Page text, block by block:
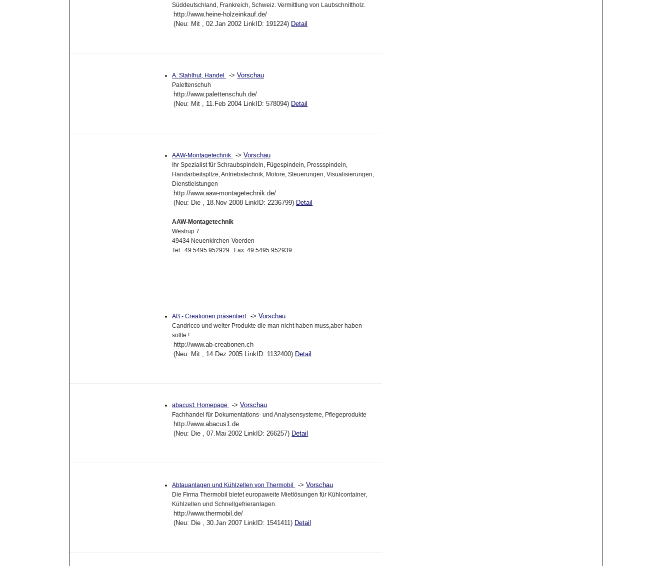
Süddeutschland, Frankreich, Schweiz. Vermittlung von Laubschnittholz.
http://www.heine-holzeinkauf.de/
(Neu: Mit , 02.Jan 2002 LinkID: 191224) Detail
A. Stahlhut, Handel ->Vorschau
Palettenschuh
http://www.palettenschuh.de/
(Neu: Mit , 11.Feb 2004 LinkID: 578094) Detail
AAW-Montagetechnik ->Vorschau
Ihr Spezialist für Schraubspindeln, Fügespindeln, Pressspindeln,
Handarbeitspltze, Antriebstechnik, Motore, Steuerungen, Visualisierungen,
Dienstleistungen
http://www.aaw-montagetechnik.de/
(Neu: Die , 18.Nov 2008 LinkID: 2236799) Detail
AAW-Montagetechnik
Westrup 7
49434 Neuenkirchen-Voerden
Tel.: 49 5495 952929 Fax: 49 5495 952939
AB - Creationen präsentiert ->Vorschau
Candricco und weiter Produkte die man nicht haben muss,aber haben
sollte !
http://www.ab-creationen.ch
(Neu: Mit , 14.Dez 2005 LinkID: 1132400) Detail
abacus1 Homepage ->Vorschau
Fachhandel für Dokumentations- und Analysensysteme, Pflegeprodukte
http://www.abacus1.de
(Neu: Die , 07.Mai 2002 LinkID: 266257) Detail
Abtauanlagen und Kühlzellen von Thermobil ->Vorschau
Die Firma Thermobil bietet europaweite Mietlösungen für Kühlcontainer,
Kühlzellen und Schnellgefrieranlagen.
http://www.thermobil.de/
(Neu: Die , 30.Jan 2007 LinkID: 1541411) Detail